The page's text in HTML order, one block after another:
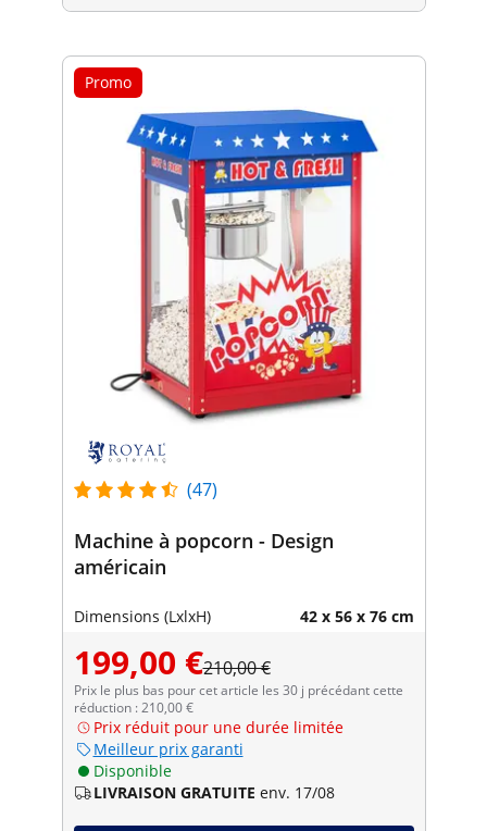
Promo
(47)
Machine à popcorn - Design
américain
Dimensions (LxlxH) 42 x 56 x 76 cm
199,00 €210,00 €
Prix le plus bas pour cet article les 30 j précédant cette
réduction : 210,00 €
Prix réduit pour une durée limitée
Meilleur prix garanti
Disponible
LIVRAISON GRATUITE env. 17/08